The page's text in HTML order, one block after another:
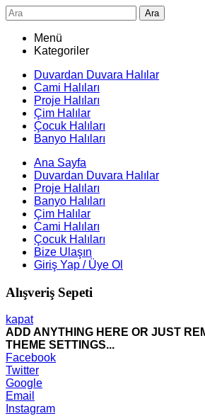
Ara
Menü
Kategoriler
Duvardan Duvara Halılar
Cami Halıları
Proje Halıları
Çim Halılar
Çocuk Halıları
Banyo Halıları
Ana Sayfa
Duvardan Duvara Halılar
Proje Halıları
Banyo Halıları
Çim Halılar
Cami Halıları
Çocuk Halıları
Bize Ulaşın
Giriş Yap / Üye Ol
Alışveriş Sepeti
kapat
ADD ANYTHING HERE OR JUST
THEME SETTINGS...
Facebook
Twitter
Google
Email
Instagram